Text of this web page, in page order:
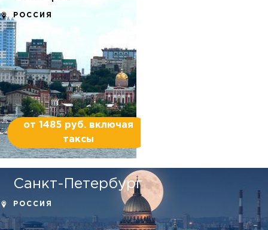
РОССИЯ
от 1485 руб. включая
таксы
Санкт-Петербург
РОССИЯ